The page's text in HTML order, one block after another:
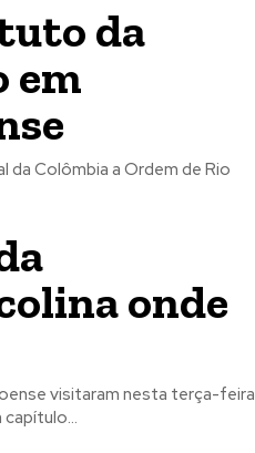
da
em
Colômbia a Ordem de Rio
onde
visitaram nesta terça-feira